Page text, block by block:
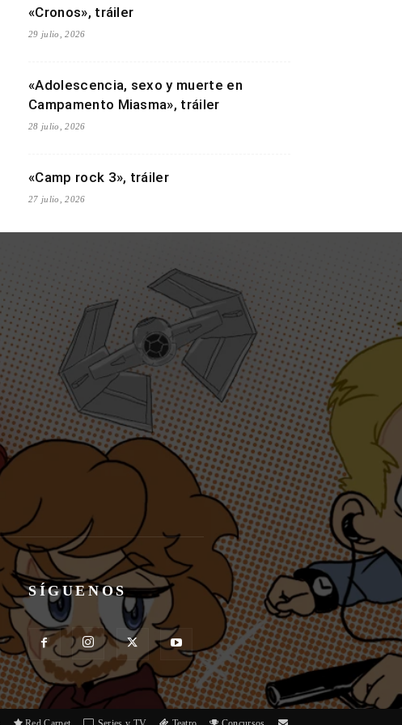
«Cronos», tráiler
29 julio, 2026
«Adolescencia, sexo y muerte en
Campamento Miasma», tráiler
28 julio, 2026
«Camp rock 3», tráiler
27 julio, 2026
SÍGUENOS